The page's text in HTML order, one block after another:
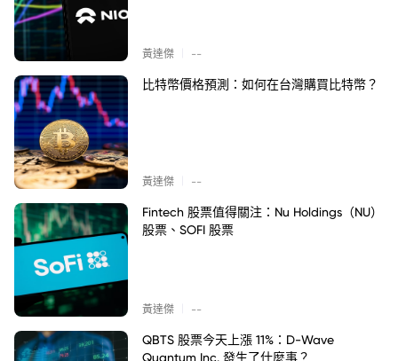
黃達傑 --
比特幣價格預測：如何在台灣購買比特幣？
黃達傑 --
Fintech 股票值得關注：Nu Holdings（NU）
股票、SOFI 股票
黃達傑 --
QBTS 股票今天上漲 11%：D-Wave
Quantum Inc. 發生了什麼事？